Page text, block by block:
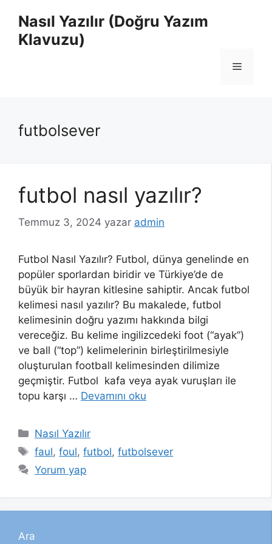
Nasıl Yazılır (Doğru Yazım
Klavuzu)
Menü
futbolsever
futbol nasıl yazılır?
Temmuz 3, 2024 yazar admin
Futbol Nasıl Yazılır? Futbol, dünya genelinde en
popüler sporlardan biridir ve Türkiye’de de
büyük bir hayran kitlesine sahiptir. Ancak futbol
kelimesi nasıl yazılır? Bu makalede, futbol
kelimesinin doğru yazımı hakkında bilgi
vereceğiz. Bu kelime ingilizcedeki foot (“ayak”)
ve ball (“top”) kelimelerinin birleştirilmesiyle
oluşturulan football kelimesinden dilimize
geçmiştir. Futbol kafa veya ayak vuruşları ile
topu karşı … Devamını oku
Kategoriler
Nasıl Yazılır
Etiketler
faul,foul,futbol,futbolsever
Yorum yap
Ara